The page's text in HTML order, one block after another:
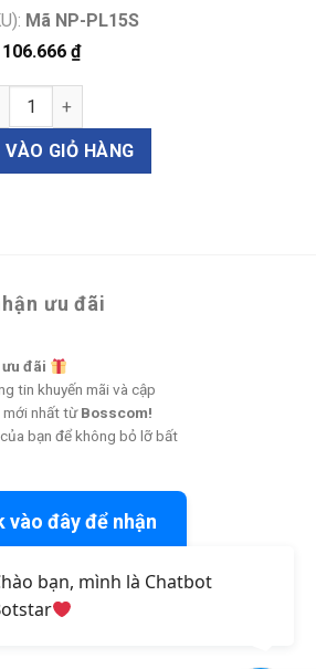
(Mã E2137B) số lượng
Mã NP-PL15S
106.666₫
cầm máu mũi loại có dây (Mã NP-
GIỎ HÀNG
ưu đãi
đãi
tin khuyến mãi và cập
mới nhất từBosscom!
bạn để không bỏ lỡ bất
vào đây để nhận
bạn, mình là Chatbot